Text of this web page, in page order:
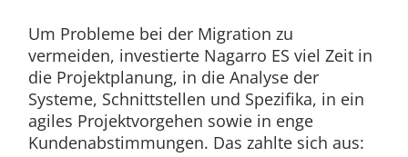
Um Probleme bei der Migration zu
vermeiden, investierte Nagarro ES viel Zeit in
die Projektplanung, in die Analyse der
Systeme, Schnittstellen und Spezifika, in ein
agiles Projektvorgehen sowie in enge
Kundenabstimmungen. Das zahlte sich aus: